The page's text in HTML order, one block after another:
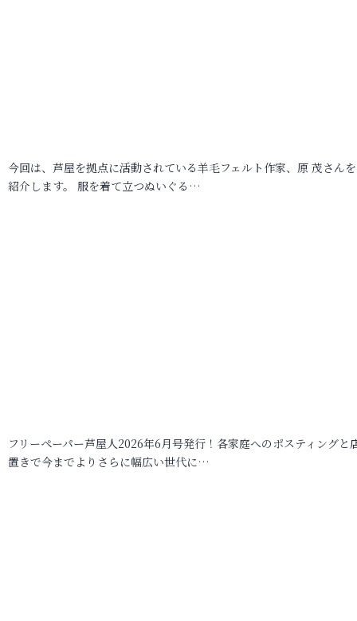
今回は、芦屋を拠点に活動されている羊毛フェルト作家、原 茂さん
紹介します。 服を着て立つぬいぐる…
フリーペーパー芦屋人2026年6月号発行！各家庭へのポスティングと
置きで今までよりさらに幅広い世代に…